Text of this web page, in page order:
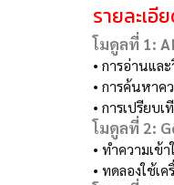
รายละเอี
โมดูลที่ 1:
• การอ่านแล
• การค้นหาค
• การเปรียบ
โมดูลที่ 2:
• ทำความเข้
• ทดลองใช้เ